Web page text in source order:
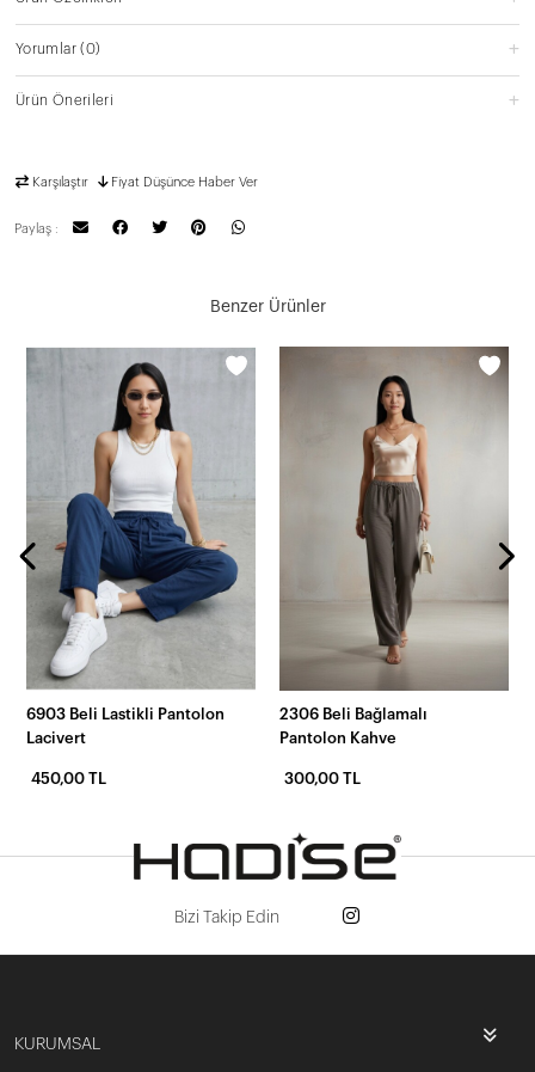
Yorumlar(0)
Ürün Önerileri
Karşılaştır Fiyat Düşünce Haber Ver
Paylaş :
Benzer Ürünler
6903 Beli Lastikli Pantolon
Lacivert
450,00 TL
2306 Beli Bağlamalı
Pantolon Kahve
300,00 TL
Bizi Takip Edin
KURUMSAL